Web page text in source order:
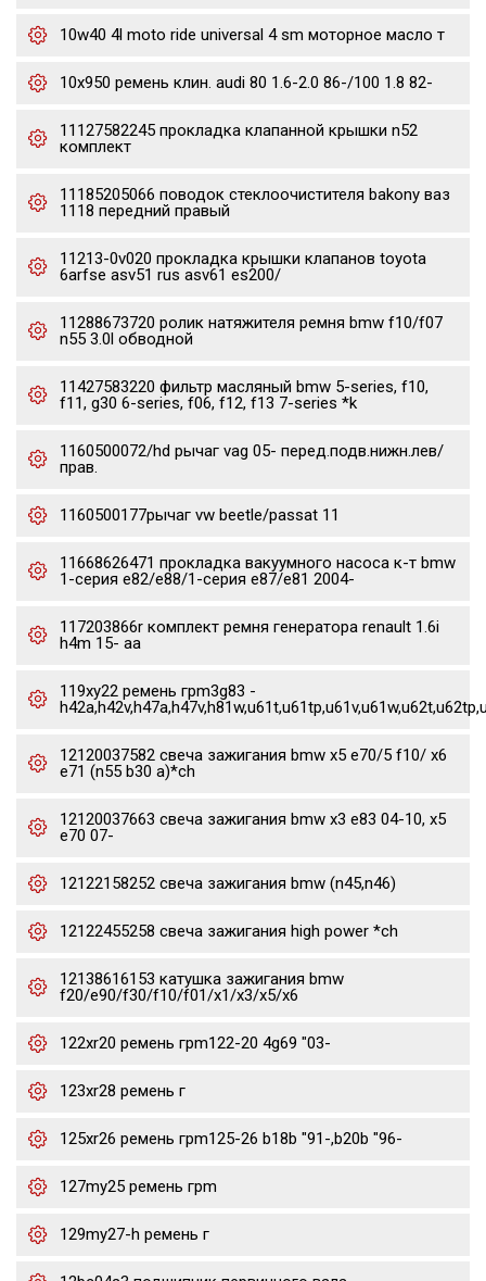
10w40 4l moto ride universal 4 sm моторное масло т
10x950 ремень клин. audi 80 1.6-2.0 86-/100 1.8 82-
11127582245 прокладка клапанной крышки n52
комплект
11185205066 поводок стеклоочистителя bakony ваз
1118 передний правый
11213-0v020 прокладка крышки клапанов toyota
6arfse asv51 rus asv61 es200/
11288673720 ролик натяжителя ремня bmw f10/f07
n55 3.0l обводной
11427583220 фильтр масляный bmw 5-series, f10,
f11, g30 6-series, f06, f12, f13 7-series *k
1160500072/hd рычаг vag 05- перед.подв.нижн.лев/
прав.
1160500177рычаг vw beetle/passat 11
11668626471 прокладка вакуумного насоса к-т bmw
1-серия e82/e88/1-серия e87/e81 2004-
117203866r комплект ремня генератора renault 1.6i
h4m 15- aa
119xy22 ремень грm3g83 -
12120037582 свеча зажигания bmw x5 e70/5 f10/ x6
e71 (n55 b30 a)*ch
12120037663 свеча зажигания bmw x3 e83 04-10, x5
e70 07-
12122158252 свеча зажигания bmw (n45,n46)
12122455258 свеча зажигания high power *ch
12138616153 катушка зажигания bmw
f20/e90/f30/f10/f01/x1/x3/x5/x6
122xr20 ремень грm122-20 4g69 "03-
123xr28 ремень г
125xr26 ремень грm125-26 b18b "91-,b20b "96-
127my25 ремень грm
129my27-h ремень г